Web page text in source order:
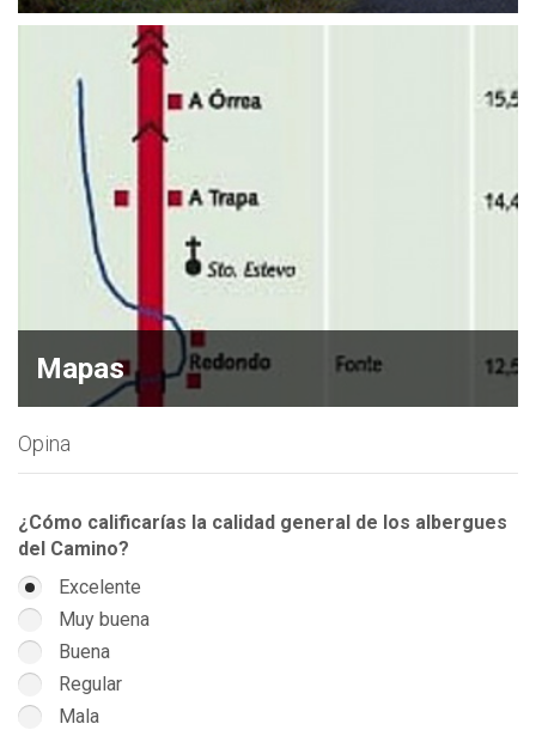
Mapas
Opina
¿Cómo calificarías la calidad general de los albergues
del Camino?
Excelente
Muy buena
Buena
Regular
Mala